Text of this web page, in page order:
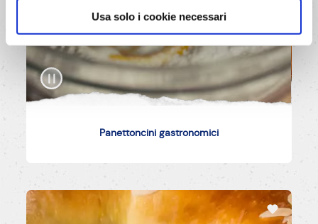
Usa solo i cookie necessari
Panettoncini gastronomici